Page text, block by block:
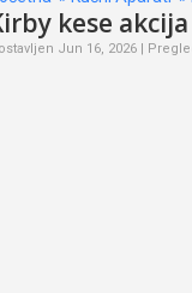
kese
Jun 16, 2026 |